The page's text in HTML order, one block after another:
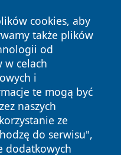
cookies, aby
także plików
od
w celach
i
te mogą być
naszych
ze
do serwisu",
dodatkowych
Wszystkie prawa
Polityka
Cookies